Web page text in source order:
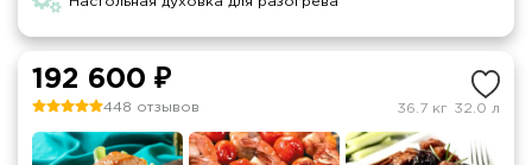
192 600 ₽
448 отзывов 36.7 кг 32.0 л